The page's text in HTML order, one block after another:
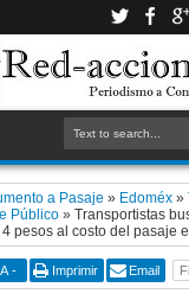
a Pasaje » Edoméx »
Público »Transportistas
pesos al costo del pasaje
A - Imprimir Email